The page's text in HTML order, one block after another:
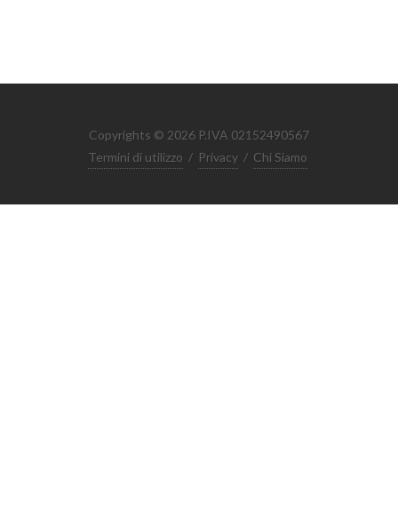
Copyrights © 2026 P.IVA 02152490567
Termini di utilizzo / Privacy / Chi Siamo